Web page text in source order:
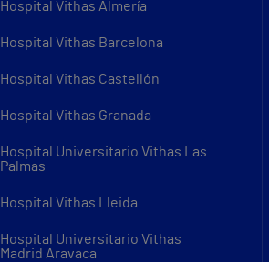
Hospital Vithas Almería
Hospital Vithas Barcelona
Hospital Vithas Castellón
Hospital Vithas Granada
Hospital Universitario Vithas Las
Palmas
Hospital Vithas Lleida
Hospital Universitario Vithas
Madrid Aravaca